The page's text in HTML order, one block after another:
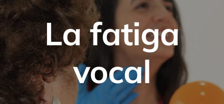
La fatiga
vocal